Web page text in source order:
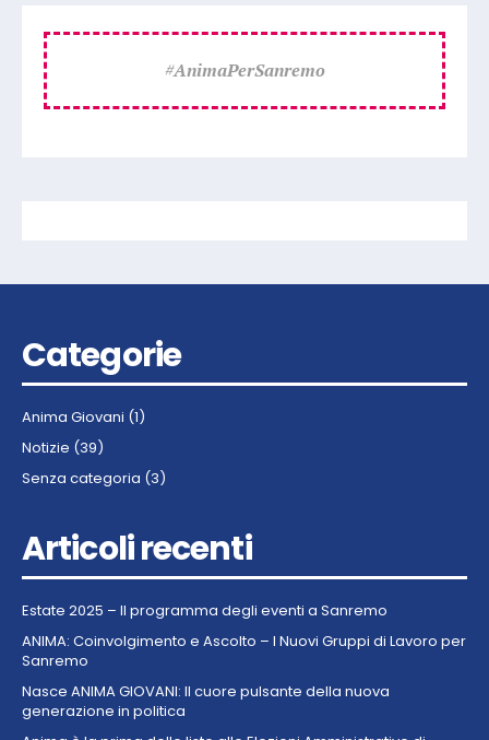
#AnimaPerSanremo
Categorie
Anima Giovani (1)
Notizie (39)
Senza categoria (3)
Articoli recenti
Estate 2025 – Il programma degli eventi a Sanremo
ANIMA: Coinvolgimento e Ascolto – I Nuovi Gruppi di Lavoro per
Sanremo
Nasce ANIMA GIOVANI: Il cuore pulsante della nuova
generazione in politica